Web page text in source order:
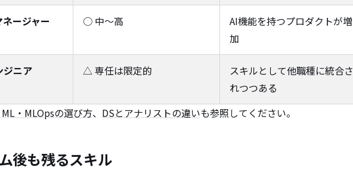
ージャー ○ 中〜高
AI機能を持つプロダクトが増
加
ジニア △ 専任は限定的
スキルとして他職種に統合さ
れつつある
・MLOpsの選び方、 DSとアナリストの違いも参照してください。
後も残るスキル